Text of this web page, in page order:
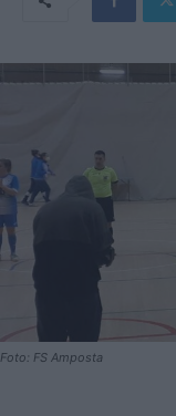
Foto: FS Amposta